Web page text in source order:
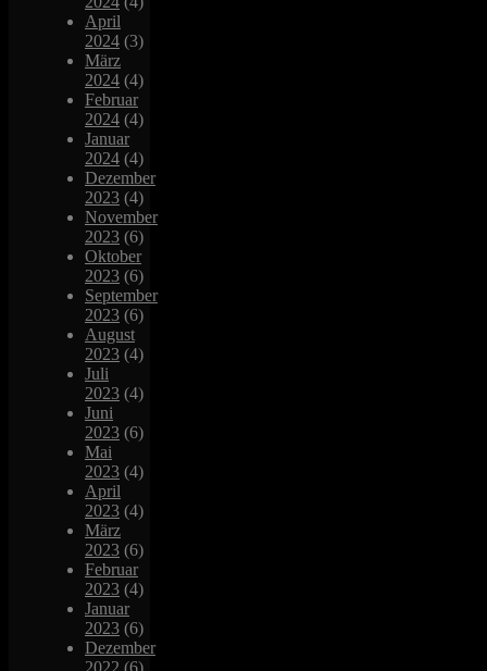
April
2024 (3)
März
2024 (4)
Februar
2024 (4)
Januar
2024 (4)
Dezember
2023 (4)
November
2023 (6)
Oktober
2023 (6)
September
2023 (6)
August
2023 (4)
Juli
2023 (4)
Juni
2023 (6)
Mai
2023 (4)
April
2023 (4)
März
2023 (6)
Februar
2023 (4)
Januar
2023 (6)
Dezember
2022 (6)